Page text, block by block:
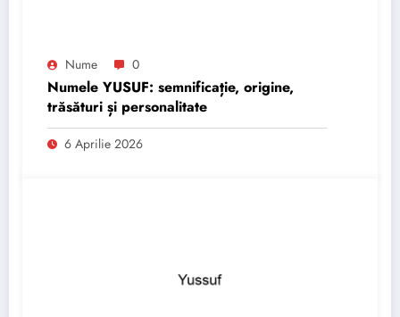
Nume 0
Numele YUSUF: semnificație, origine,
trăsături și personalitate
6 Aprilie 2026